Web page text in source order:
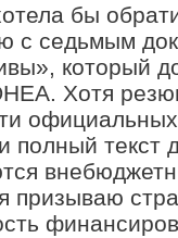
бы
с седьмым
который
Хотя
полный текст
призываю